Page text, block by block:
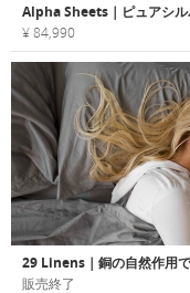
¥ 84,990
販売終了